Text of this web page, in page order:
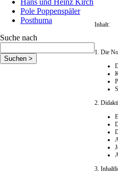
Hans und Heinz Kirch
Pole Poppenspäler
Posthuma
Suche nach
Inhalt:
1. Die
2.
3.